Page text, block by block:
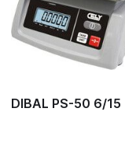
DIBAL PS-50 6/15